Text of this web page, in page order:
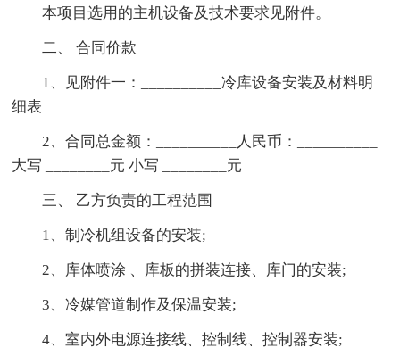
本项目选用的主机设备及技术要求见附件。
二、 合同价款
1、见附件一：__________冷库设备安装及材料明
细表
2、合同总金额：__________人民币：__________
大写 ________元 小写 ________元
三、 乙方负责的工程范围
1、制冷机组设备的安装;
2、库体喷涂 、库板的拼装连接、库门的安装;
3、冷媒管道制作及保温安装;
4、室内外电源连接线、控制线、控制器安装;